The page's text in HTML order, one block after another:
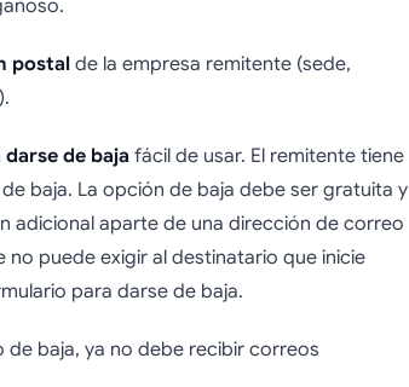
postalde la empresa remitente (sede,
de baja fácil de usar. El remitente tiene
baja. La opción de baja debe ser gratuita y
adicional aparte de una dirección de correo
puede exigir al destinatario que inicie
para darse de baja.
de baja, ya no debe recibir correos